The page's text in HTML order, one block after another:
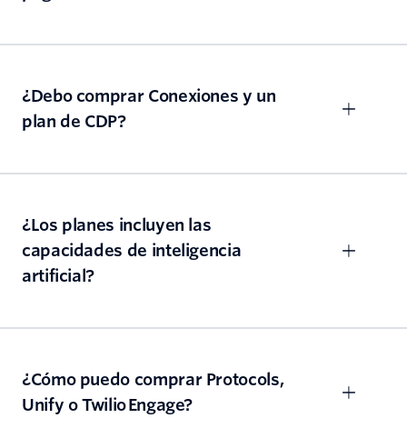
¿Debo comprar Conexiones y un
plan de CDP?
¿Los planes incluyen las
capacidades de inteligencia
artificial?
¿Cómo puedo comprar Protocols,
Unify o Twilio Engage?